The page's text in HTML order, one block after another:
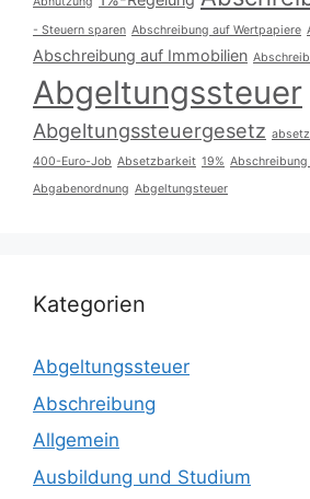
- Steuern sparen Abschreibung auf Wertpapiere
Abschreibung auf Immobilien
Abgeltungssteuer
Abgeltungssteuergesetz
400-Euro-Job Absetzbarkeit 19%
Abgabenordnung Abgeltungsteuer
Kategorien
Abgeltungssteuer
Abschreibung
Allgemein
Ausbildung und Studium